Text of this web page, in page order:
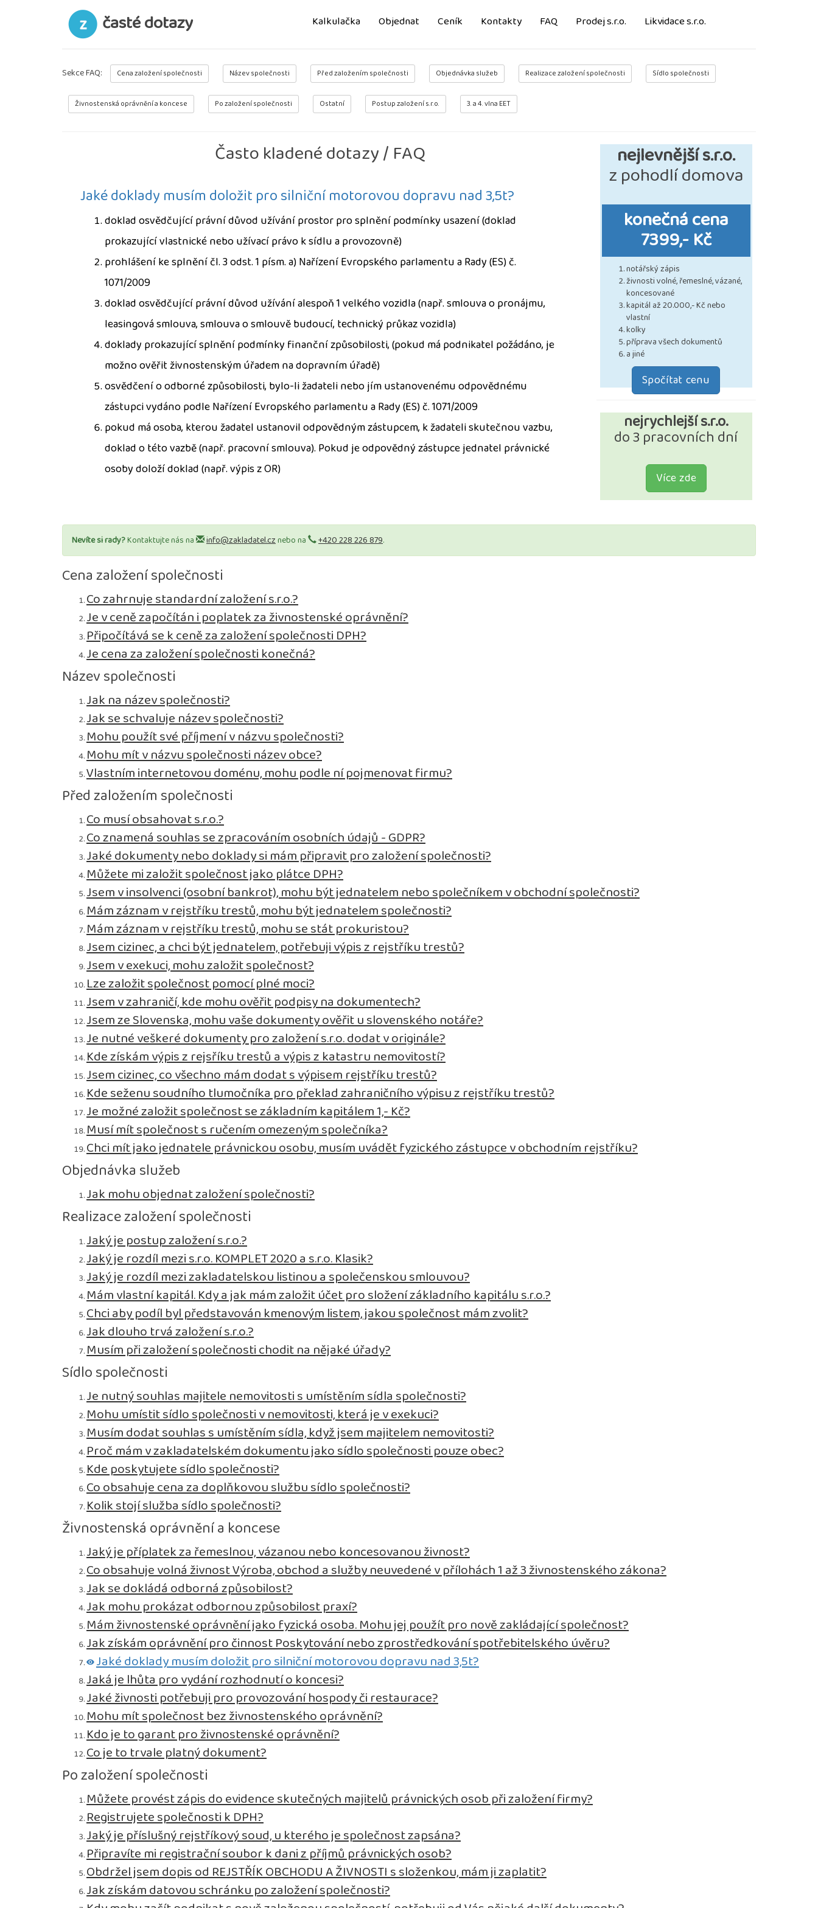
časté dotazy Kalkulačka Objednat Ceník Kontakty FAQ Prodej s.r.o. Likvidace s.r.o.
Sekce FAQ: Cena založení společnosti Název společnosti Před založením společnosti Objednávka služeb Realizace založení společnosti Sídlo společnosti
Živnostenská oprávnění a koncese Po založení společnosti Ostatní Postup založení s.r.o. 3. a 4. vlna EET
Často kladené dotazy / FAQ
Jaké doklady musím doložit pro silniční motorovou dopravu nad 3,5t?
doklad osvědčující právní důvod užívání prostor pro splnění podmínky usazení (doklad
prokazující vlastnické nebo užívací právo k sídlu a provozovně)
prohlášení ke splnění čl. 3 odst. 1 písm. a) Nařízení Evropského parlamentu a Rady (ES) č.
1071/2009
doklad osvědčující právní důvod užívání alespoň 1 velkého vozidla (např. smlouva o pronájmu,
leasingová smlouva, smlouva o smlouvě budoucí, technický průkaz vozidla)
doklady prokazující splnění podmínky finanční způsobilosti, (pokud má podnikatel požádáno, je
možno ověřit živnostenským úřadem na dopravním úřadě)
osvědčení o odborné způsobilosti, bylo-li žadateli nebo jím ustanovenému odpovědnému
zástupci vydáno podle Nařízení Evropského parlamentu a Rady (ES) č. 1071/2009
pokud má osoba, kterou žadatel ustanovil odpovědným zástupcem, k žadateli skutečnou vazbu,
doklad o této vazbě (např. pracovní smlouva). Pokud je odpovědný zástupce jednatel právnické
osoby doloží doklad (např. výpis z OR)
nejlevnější s.r.o.
z pohodlí domova
konečná cena
7399,- Kč
notářský zápis
živnosti volné, řemeslné, vázané,
koncesované
kapitál až 20.000,- Kč nebo
vlastní
kolky
příprava všech dokumentů
a jiné
Spočítat cenu
nejrychlejší s.r.o.
do 3 pracovních dní
Více zde
Nevíte si rady?Kontaktujte nás na info@zakladatel.cznebo na +420 228 226 879.
Cena založení společnosti
Co zahrnuje standardní založení s.r.o.?
Je v ceně započítán i poplatek za živnostenské oprávnění?
Připočítává se k ceně za založení společnosti DPH?
Je cena za založení společnosti konečná?
Název společnosti
Jak na název společnosti?
Jak se schvaluje název společnosti?
Mohu použít své příjmení v názvu společnosti?
Mohu mít v názvu společnosti název obce?
Vlastním internetovou doménu, mohu podle ní pojmenovat firmu?
Před založením společnosti
Co musí obsahovat s.r.o.?
Co znamená souhlas se zpracováním osobních údajů - GDPR?
Jaké dokumenty nebo doklady si mám připravit pro založení společnosti?
Můžete mi založit společnost jako plátce DPH?
Jsem v insolvenci (osobní bankrot), mohu být jednatelem nebo společníkem v obchodní společnosti?
Mám záznam v rejstříku trestů, mohu být jednatelem společnosti?
Mám záznam v rejstříku trestů, mohu se stát prokuristou?
Jsem cizinec, a chci být jednatelem, potřebuji výpis z rejstříku trestů?
Jsem v exekuci, mohu založit společnost?
Lze založit společnost pomocí plné moci?
Jsem v zahraničí, kde mohu ověřit podpisy na dokumentech?
Jsem ze Slovenska, mohu vaše dokumenty ověřit u slovenského notáře?
Je nutné veškeré dokumenty pro založení s.r.o. dodat v originále?
Kde získám výpis z rejsříku trestů a výpis z katastru nemovitostí?
Jsem cizinec, co všechno mám dodat s výpisem rejstříku trestů?
Kde seženu soudního tlumočníka pro překlad zahraničního výpisu z rejstříku trestů?
Je možné založit společnost se základním kapitálem 1,- Kč?
Musí mít společnost s ručením omezeným společníka?
Chci mít jako jednatele právnickou osobu, musím uvádět fyzického zástupce v obchodním rejstříku?
Objednávka služeb
Jak mohu objednat založení společnosti?
Realizace založení společnosti
Jaký je postup založení s.r.o.?
Jaký je rozdíl mezi s.r.o. KOMPLET 2020 a s.r.o. Klasik?
Jaký je rozdíl mezi zakladatelskou listinou a společenskou smlouvou?
Mám vlastní kapitál. Kdy a jak mám založit účet pro složení základního kapitálu s.r.o.?
Chci aby podíl byl představován kmenovým listem, jakou společnost mám zvolit?
Jak dlouho trvá založení s.r.o.?
Musím při založení společnosti chodit na nějaké úřady?
Sídlo společnosti
Je nutný souhlas majitele nemovitosti s umístěním sídla společnosti?
Mohu umístit sídlo společnosti v nemovitosti, která je v exekuci?
Musím dodat souhlas s umístěním sídla, když jsem majitelem nemovitosti?
Proč mám v zakladatelském dokumentu jako sídlo společnosti pouze obec?
Kde poskytujete sídlo společnosti?
Co obsahuje cena za doplňkovou službu sídlo společnosti?
Kolik stojí služba sídlo společnosti?
Živnostenská oprávnění a koncese
Jaký je příplatek za řemeslnou, vázanou nebo koncesovanou živnost?
Co obsahuje volná živnost Výroba, obchod a služby neuvedené v přílohách 1 až 3 živnostenského zákona?
Jak se dokládá odborná způsobilost?
Jak mohu prokázat odbornou způsobilost praxí?
Mám živnostenské oprávnění jako fyzická osoba. Mohu jej použít pro nově zakládající společnost?
Jak získám oprávnění pro činnost Poskytování nebo zprostředkování spotřebitelského úvěru?
Jaké doklady musím doložit pro silniční motorovou dopravu nad 3,5t?
Jaká je lhůta pro vydání rozhodnutí o koncesi?
Jaké živnosti potřebuji pro provozování hospody či restaurace?
Mohu mít společnost bez živnostenského oprávnění?
Kdo je to garant pro živnostenské oprávnění?
Co je to trvale platný dokument?
Po založení společnosti
Můžete provést zápis do evidence skutečných majitelů právnických osob při založení firmy?
Registrujete společnosti k DPH?
Jaký je příslušný rejstříkový soud, u kterého je společnost zapsána?
Připravíte mi registrační soubor k dani z příjmů právnických osob?
Obdržel jsem dopis od REJSTŘÍK OBCHODU A ŽIVNOSTI s složenkou, mám ji zaplatit?
Jak získám datovou schránku po založení společnosti?